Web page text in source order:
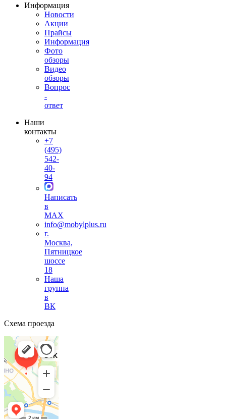
Информация
Новости
Акции
Прайсы
Информация
Фото
обзоры
Видео
обзоры
Вопрос
-
ответ
Наши
контакты
+7
(495)
542-
40-
94
Написать
в
MAX
info@mobylplus.ru
г.
Москва,
Пятницкое
шоссе
18
Наша
группа
в
ВК
Схема проезда